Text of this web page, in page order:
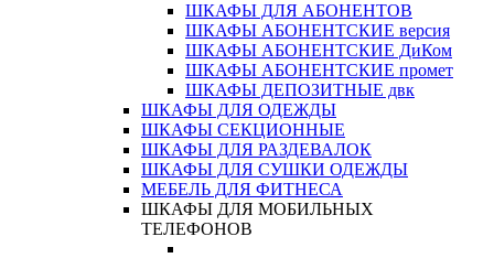
ШКАФЫ ДЛЯ АБОНЕНТОВ
ШКАФЫ АБОНЕНТСКИЕ версия
ШКАФЫ АБОНЕНТСКИЕ ДиКом
ШКАФЫ АБОНЕНТСКИЕ промет
ШКАФЫ ДЕПОЗИТНЫЕ двк
ШКАФЫ ДЛЯ ОДЕЖДЫ
ШКАФЫ СЕКЦИОННЫЕ
ШКАФЫ ДЛЯ РАЗДЕВАЛОК
ШКАФЫ ДЛЯ СУШКИ ОДЕЖДЫ
МЕБЕЛЬ ДЛЯ ФИТНЕСА
ШКАФЫ ДЛЯ МОБИЛЬНЫХ
ТЕЛЕФОНОВ